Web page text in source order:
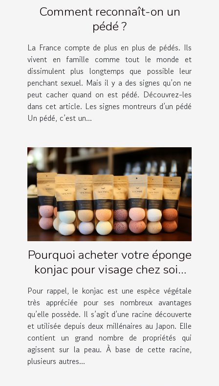
Comment reconnaît-on un
pédé ?
La France compte de plus en plus de pédés. Ils
vivent en famille comme tout le monde et
dissimulent plus longtemps que possible leur
penchant sexuel. Mais il y a des signes qu’on ne
peut cacher quand on est pédé. Découvrez-les
dans cet article. Les signes montreurs d’un pédé
Un pédé, c’est un...
Pourquoi acheter votre éponge
konjac pour visage chez soin
Amalthée ?
Pour rappel, le konjac est une espèce végétale
très appréciée pour ses nombreux avantages
qu’elle possède. Il s’agit d’une racine découverte
et utilisée depuis deux millénaires au Japon. Elle
contient un grand nombre de propriétés qui
agissent sur la peau. À base de cette racine,
plusieurs autres...